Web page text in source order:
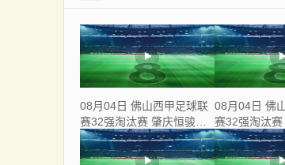
08月04日 佛山西甲足球联
赛32强淘汰赛 肇庆恒骏成
VS 三七互娱 全场录像
08月04日 佛
赛32强淘汰赛
设 VS 香港圣